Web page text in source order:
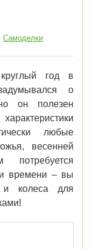
Самоделки
год в
о
он полезен
любые
весенней
и времени – вы
и колеса для